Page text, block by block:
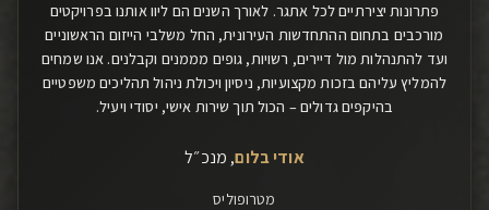
פתרונות יצירתיים לכל אתגר. לאורך השנים הם ליוו אותנו בפרויקטים
מורכבים בתחום ההתחדשות העירונית, החל משלבי הייזום הראשוניים
ועד להתנהלות מול דיירים, רשויות, גופים מממנים וקבלנים. אנו שמחים
להמליץ עליהם בזכות מקצועיות, ניסיון ויכולת ניהול תהליכים משפטיים
בהיקפים גדולים – הכול תוך שירות אישי, יסודי ויעיל.
אודי בלום, מנכ״ל
מטרופוליס